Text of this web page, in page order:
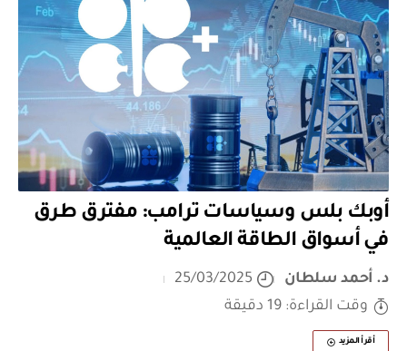
أوبك بلس وسياسات ترامب: مفترق طرق
في أسواق الطاقة العالمية
د. أحمد سلطان
25/03/2025
وقت القراءة: 19 دقيقة
أقرأ المزيد